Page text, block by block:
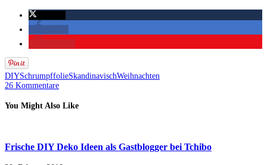
DIYSchrumpffolieSkandinavischWeihnachten
26 Kommentare
You Might Also Like
Frische DIY Deko Ideen als Gastblogger bei Tchibo